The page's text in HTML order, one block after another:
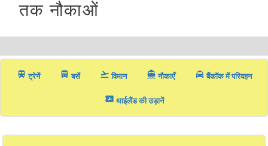
तक नौकाओं
train ट्रेनें directions_bus_filled बसें flight_takeoff विमान directions_boat नौकाएँ local_taxi बैंकॉक में परिवहन
airplane_ticket थाईलैंड की उड़ानें